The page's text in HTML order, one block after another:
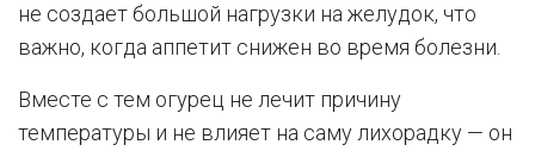
не создает большой нагрузки на желудок, что
важно, когда аппетит снижен во время болезни.
Вместе с тем огурец не лечит причину
температуры и не влияет на саму лихорадку — он